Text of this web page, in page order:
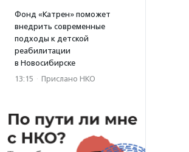
Фонд «Катрен» поможет
внедрить современные
подходы к детской
реабилитации
в Новосибирске
13:15 · Прислано НКО